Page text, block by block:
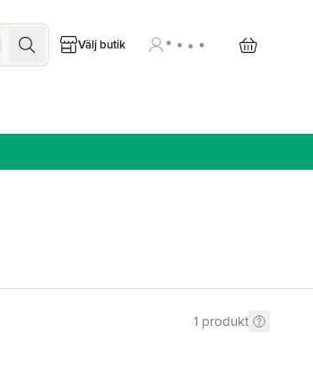
Välj butik
1 produkt